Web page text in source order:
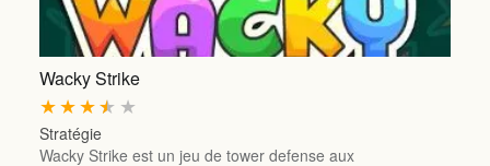
Wacky Strike
★
★
★
★
★
Stratégie
Wacky Strike est un jeu de tower defense aux